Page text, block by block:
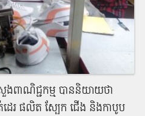
ង​ពាណិជ្ជកម្ម បាន​និយាយ​ថា
ដេរ ផលិត ស្បែក ជើង និង​កាបូប​